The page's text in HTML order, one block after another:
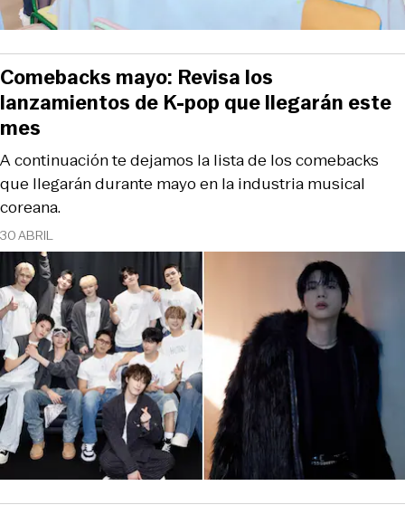
30 ABRIL
A continuación te dejamos la lista de los comebacks
que llegarán durante mayo en la industria musical
coreana.
Comebacks mayo: Revisa los
lanzamientos de K-pop que llegarán este
mes